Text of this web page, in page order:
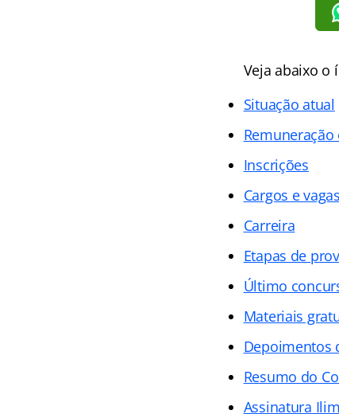
Veja abaixo o
Situação atual
Inscrições
Cargos e vagas
Carreira
Etapas de
Último
Materiais
Depoimentos
Resumo do
Assinatura